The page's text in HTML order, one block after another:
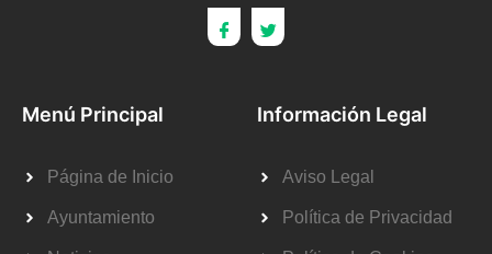
Menú Principal
Página de Inicio
Ayuntamiento
Información Legal
Aviso Legal
Política de Privacidad